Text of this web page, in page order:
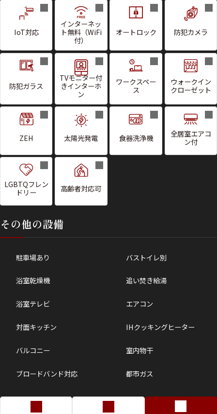
IoT対応
インターネッ
ト無料（WiFi
付）
オートロック 防犯カメラ
防犯ガラス
TVモニター付
きインターホ
ン
ワークスペー
ス
ウォークイン
クローゼット
ZEH 太陽光発電 食器洗浄機
全居室エアコ
ン付
LGBTQフレン
ドリー
高齢者対応可
その他の設備
駐車場あり バストイレ別
浴室乾燥機 追い焚き給湯
浴室テレビ エアコン
対面キッチン IHクッキングヒーター
バルコニー 室内物干
ブロードバンド対応 都市ガス